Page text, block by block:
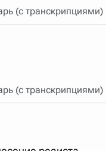
(с транскрипциями)
(с транскрипциями)